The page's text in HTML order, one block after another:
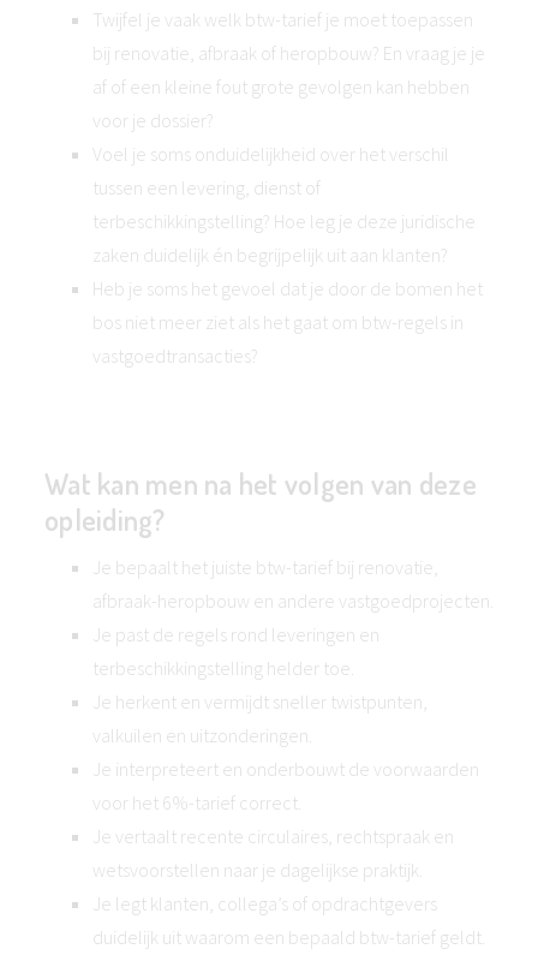
Twijfel je vaak welk btw-tarief je moet toepassen
bij renovatie, afbraak of heropbouw? En vraag je je
af of een kleine fout grote gevolgen kan hebben
voor je dossier?
Voel je soms onduidelijkheid over het verschil
tussen een levering, dienst of
terbeschikkingstelling? Hoe leg je deze juridische
zaken duidelijk én begrijpelijk uit aan klanten?
Heb je soms het gevoel dat je door de bomen het
bos niet meer ziet als het gaat om btw-regels in
vastgoedtransacties?
Wat kan men na het volgen van deze
opleiding?
Je bepaalt het juiste btw-tarief bij renovatie,
afbraak-heropbouw en andere vastgoedprojecten.
Je past de regels rond leveringen en
terbeschikkingstelling helder toe.
Je herkent en vermijdt sneller twistpunten,
valkuilen en uitzonderingen.
Je interpreteert en onderbouwt de voorwaarden
voor het 6%-tarief correct.
Je vertaalt recente circulaires, rechtspraak en
wetsvoorstellen naar je dagelijkse praktijk.
Je legt klanten, collega’s of opdrachtgevers
duidelijk uit waarom een bepaald btw-tarief geldt.